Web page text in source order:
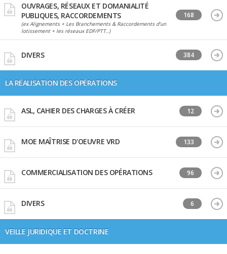
OUVRAGES, RÉSEAUX ET DOMANIALITÉ
PUBLIQUES, RACCORDEMENTS
(ex Alignements + Les Branchements & Raccordements d’un
lotissement + les réseaux EDF/PTT..)
168
DIVERS 384
LA RÉALISATION DES OPÉRATIONS
ASL, CAHIER DES CHARGES À CRÉER 12
MOE MAÎTRISE D'OEUVRE VRD 133
COMMERCIALISATION DES OPÉRATIONS 96
DIVERS 6
VEILLE JURIDIQUE ET DOCTRINE